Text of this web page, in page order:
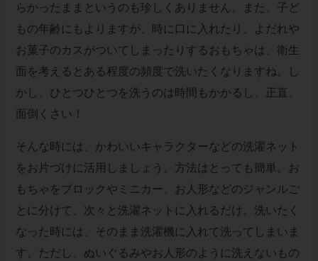
らかったままというのも珍しくありません。また、子ど
もの年齢にもよりますが、時に口に入れたり、よだれや
お菓子のカスがついてしまったりするおもちゃは、衛生
面を考えるとある程度の頻度で洗いたくなりますね。し
かし、ひとつひとつを洗うのは時間もかかるし、正直、
面倒くさい！
そんな時には、かわいいキャラクターなどの洗濯ネット
をお片づけに活用しましょう。方法はとっても簡単。お
もちゃをブロックやミニカー、お人形などのジャンルご
とに分けて、次々と洗濯ネットに入れるだけ。洗いたく
なった時には、そのまま洗濯機に入れて洗ってしまいま
す。ただし、ぬいぐるみやお人形のように洗えないもの